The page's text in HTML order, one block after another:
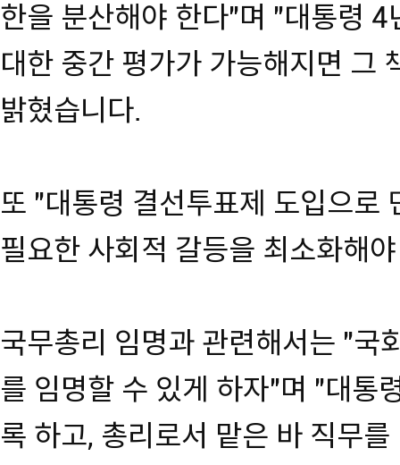
한을 분산해야 한다"며 "대통령
대한 중간 평가가 가능해지면 그
밝혔습니다.
또 "대통령 결선투표제 도입으로
필요한 사회적 갈등을 최소화해
국무총리 임명과 관련해서는 "국
를 임명할 수 있게 하자"며 "대통
록 하고, 총리로서 맡은 바 직무